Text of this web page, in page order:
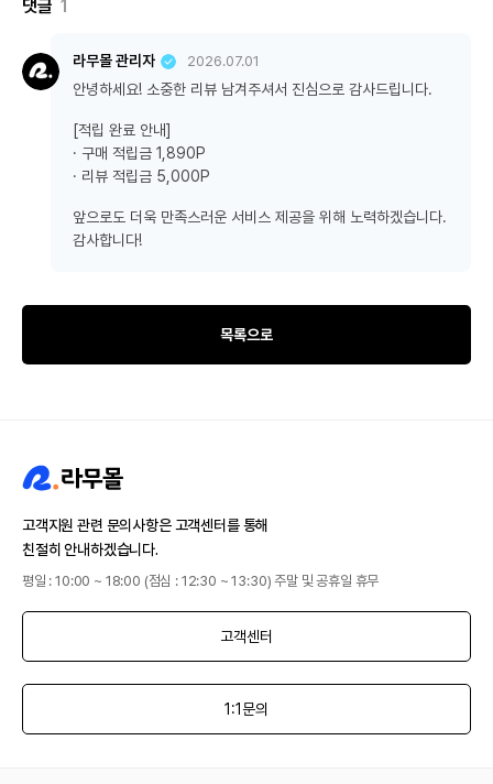
댓글 1
라무몰 관리자 2026.07.01
안녕하세요! 소중한 리뷰 남겨주셔서 진심으로 감사드립니다.
[적립 완료 안내]
· 구매 적립금 1,890P
· 리뷰 적립금 5,000P
앞으로도 더욱 만족스러운 서비스 제공을 위해 노력하겠습니다.
감사합니다!
목록으로
고객지원 관련 문의사항은 고객센터를 통해
친절히 안내하겠습니다.
평일 : 10:00 ~ 18:00 (점심 : 12:30 ~ 13:30) 주말 및 공휴일 휴무
고객센터
1:1문의